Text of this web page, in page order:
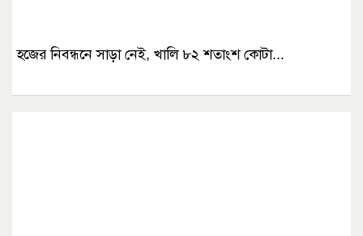
হজের নিবন্ধনে সাড়া নেই, খালি ৮২ শতাংশ কোটা...